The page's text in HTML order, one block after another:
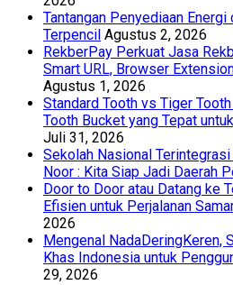
Tantangan Penyediaan
Terpencil Agustus 2, 2026
RekberPay Perkuat Jasa
Smart URL, Browser
Agustus 1, 2026
Standard Tooth vs Tiger
Tooth Bucket yang Tepat
Juli 31, 2026
Sekolah Nasional
Noor : Kita Siap Jadi Daerah
Door to Door atau Datang ke
Efisien untuk Perjalanan
2026
Mengenal NadaDeringKeren,
Khas Indonesia untuk
29, 2026